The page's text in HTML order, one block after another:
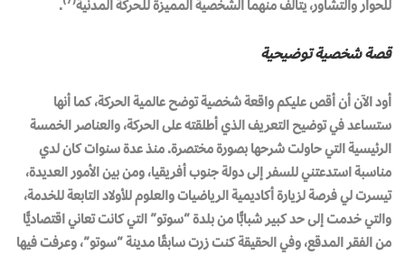
للحوار والتشاور، يتألف منهما الشخصية المميزة للـحركة المدنية
.
قصة شخصية توضيحية
أود الآن أن أقص عليكم واقعة شخصية توضح عالمية الحركة، كما أنها
ستساعد في توضيح التعريف الذي أطلقته على الحركة، والعناصر الخمسة
الرئيسية التي حاولت شرحها بصورة مختصرة. منذ عدة سنوات كان لدي
مناسبة استدعتني للسفر إلى دولة جنوب أفريقيا، ومن بين الأمور العديدة،
تيسرت لي فرصة لزيارة أكاديمية الرياضيات والعلوم للأولاد التابعة للخدمة،
والتي خدمت إلى حد كبير شبابًّا من بلدة “سوتو” التي كانت تعاني اقتصاديًّا
من الفقر المدقع، وفي الحقيقة كنت زرت سابقًا مدينة “سوتو”، وعرفت فيها